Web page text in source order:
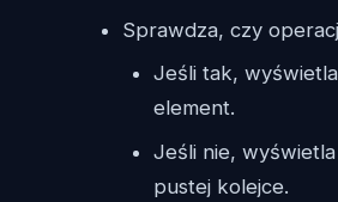
Sprawdza, czy
Jeśli tak,
element.
Jeśli nie,
pustej kolejce.